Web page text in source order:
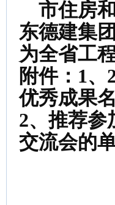
市住房
东德建集
为全省工
附件： 1、
优秀成果
2、推荐参
交流会的